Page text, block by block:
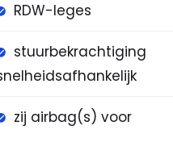
RDW-leges
stuurbekrachtiging
zij airbag(s) voor